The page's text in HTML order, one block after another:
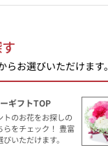
お選びいただけます。
ギフトTOP
トのお花をお探しの
らをチェック！ 豊富
いただけます。